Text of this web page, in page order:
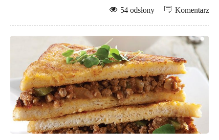
Komentarz
54 odsłony